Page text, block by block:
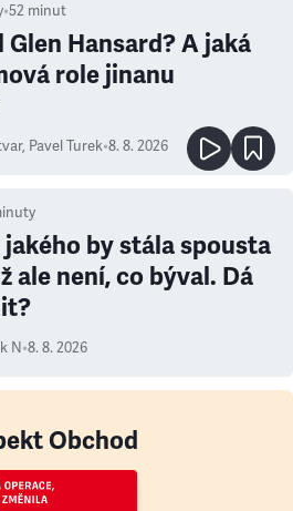
•52 minut
Hansard? A jaká
role jinanu
, Pavel Turek•8. 8. 2026
jakého by stála spousta
ale není, co býval. Dá
N•8. 8. 2026
Obchod